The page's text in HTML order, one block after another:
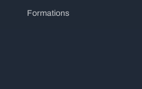
Formations